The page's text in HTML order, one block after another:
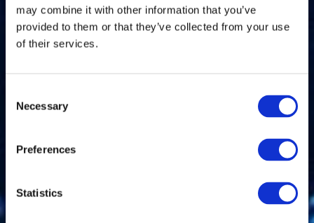
may combine it with other information that you’ve
provided to them or that they’ve collected from your use
of their services.
Selection
Necessary
Preferences
Statistics